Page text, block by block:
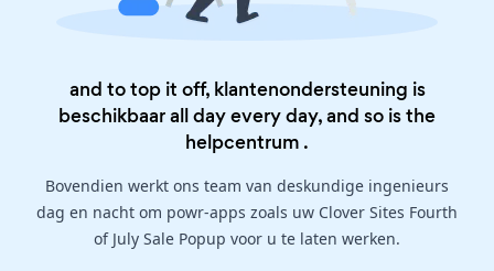
and to top it off, klantenondersteuning is
beschikbaar all day every day, and so is the
helpcentrum .
Bovendien werkt ons team van deskundige ingenieurs
dag en nacht om powr-apps zoals uw Clover Sites Fourth
of July Sale Popup voor u te laten werken.